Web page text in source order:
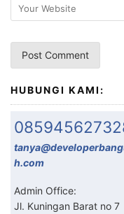
HUBUNGI KAMI:
h.com
Admin Office:
Jl. Kuningan Barat no 7